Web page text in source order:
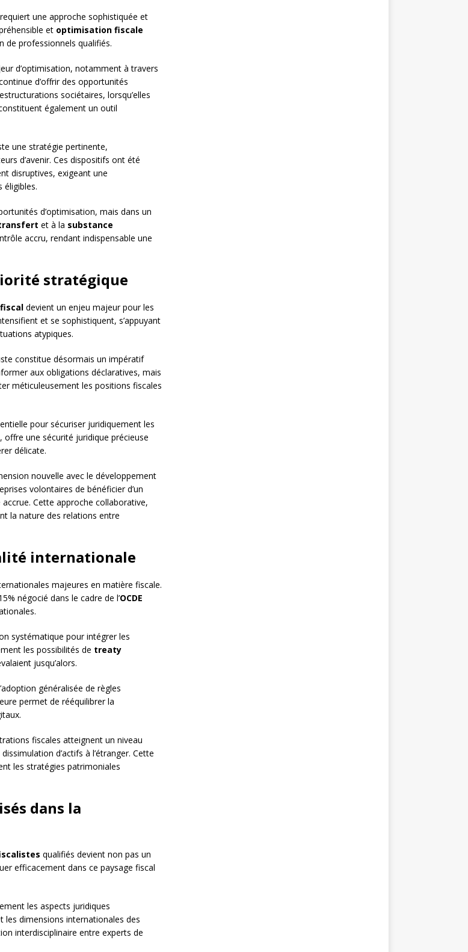
une approche sophistiquée et
et optimisation fiscale
de professionnels qualifiés.
d’optimisation, notamment à travers
d’offrir des opportunités
sociétaires, lorsqu’elles
également un outil
une stratégie pertinente,
d’avenir. Ces dispositifs ont été
disruptives, exigeant une
éligibles.
d’optimisation, mais dans un
et à la substance
accru, rendant indispensable une
stratégique
devient un enjeu majeur pour les
et se sophistiquent, s’appuyant
atypiques.
constitue désormais un impératif
aux obligations déclaratives, mais
méticuleusement les positions fiscales
pour sécuriser juridiquement les
une sécurité juridique précieuse
délicate.
nouvelle avec le développement
volontaires de bénéficier d’un
Cette approche collaborative,
la nature des relations entre
internationale
majeures en matière fiscale.
négocié dans le cadre de l’OCDE
systématique pour intégrer les
les possibilités de treaty
jusqu’alors.
généralisée de règles
permet de rééquilibrer la
fiscales atteignent un niveau
d’actifs à l’étranger. Cette
les stratégies patrimoniales
dans la
qualifiés devient non pas un
efficacement dans ce paysage fiscal
les aspects juridiques
dimensions internationales des
interdisciplinaire entre experts de